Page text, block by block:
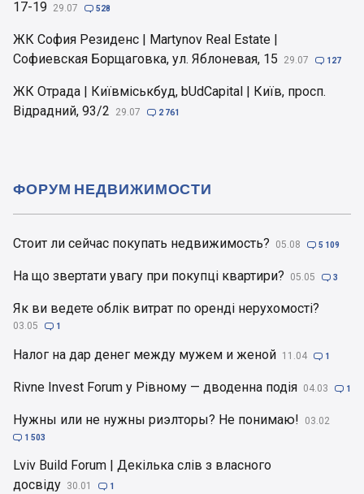
17-19 29.07  528
ЖК София Резиденс | Martynov Real Estate |
Софиевская Борщаговка, ул. Яблоневая, 15
29.07  127
ЖК Отрада | Київміськбуд, bUdCapital | Київ, просп.
Відрадний, 93/2
29.07  2 761
Стоит ли сейчас покупать недвижимость? 05.08  5 109
На що звертати увагу при покупці квартири? 05.05  3
Як ви ведете облік витрат по оренді нерухомості?
03.05  1
Налог на дар денег между мужем и женой 11.04  1
Rivne Invest Forum у Рівному — дводенна подія 04.03  1
Нужны или не нужны риэлторы? Не понимаю! 03.02
 1 503
Lviv Build Forum | Декілька слів з власного
досвіду 30.01  1
ФОРУМ НЕДВИЖИМОСТИ